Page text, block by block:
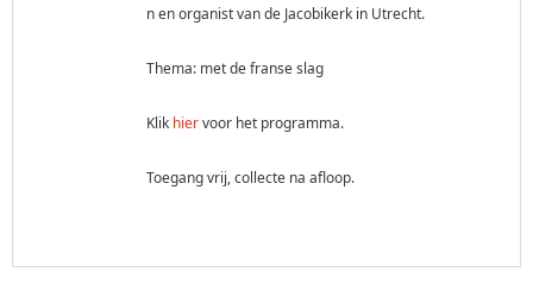
n en organist van de Jacobikerk in Utrecht.
Thema: met de franse slag
Klik hiervoor het programma.
Toegang vrij, collecte na afloop.